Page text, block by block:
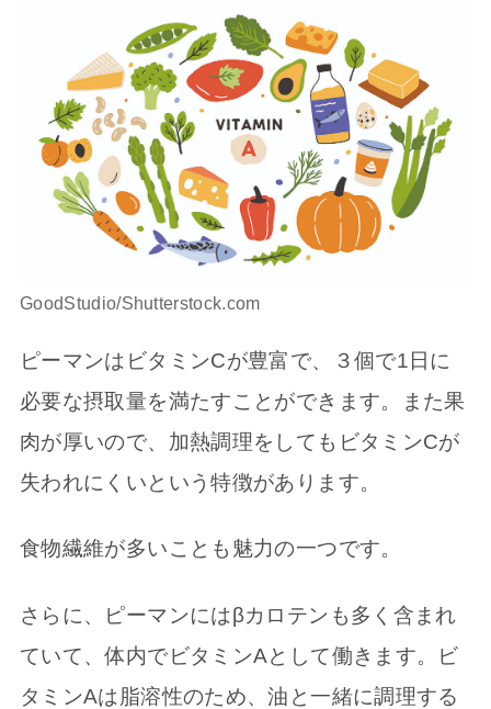
GoodStudio/Shutterstock.com
ピーマンはビタミンCが豊富で、３個で1日に
必要な摂取量を満たすことができます。また果
肉が厚いので、加熱調理をしてもビタミンCが
失われにくいという特徴があります。
食物繊維が多いことも魅力の一つです。
さらに、ピーマンにはβカロテンも多く含まれ
ていて、体内でビタミンAとして働きます。ビ
タミンAは脂溶性のため、油と一緒に調理する